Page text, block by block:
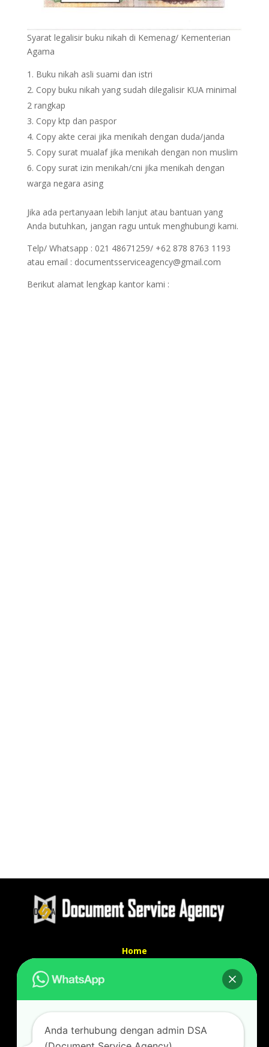
Syarat legalisir buku nikah di Kemenag/ Kementerian
Agama
Buku nikah asli suami dan istri
Copy buku nikah yang sudah dilegalisir KUA minimal
2 rangkap
Copy ktp dan paspor
Copy akte cerai jika menikah dengan duda/janda
Copy surat mualaf jika menikah dengan non muslim
Copy surat izin menikah/cni jika menikah dengan
warga negara asing
Jika ada pertanyaan lebih lanjut atau bantuan yang
Anda butuhkan, jangan ragu untuk menghubungi kami.
Telp/ Whatsapp : 021 48671259/ +62 878 8763 1193
atau email : documentsserviceagency@gmail.com
Berikut alamat lengkap kantor kami :
Home
Kontak kami
Alamat kantor :
Anda terhubung dengan admin DSA